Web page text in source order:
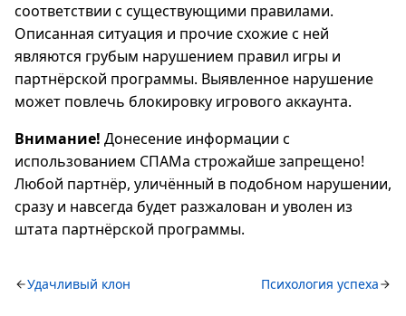
соответствии с существующими правилами.
Описанная ситуация и прочие схожие с ней
являются грубым нарушением правил игры и
партнёрской программы. Выявленное нарушение
может повлечь блокировку игрового аккаунта.
Внимание! Донесение информации с
использованием СПАМа строжайше запрещено!
Любой партнёр, уличённый в подобном нарушении,
сразу и навсегда будет разжалован и уволен из
штата партнёрской программы.
Удачливый клон Психология успеха